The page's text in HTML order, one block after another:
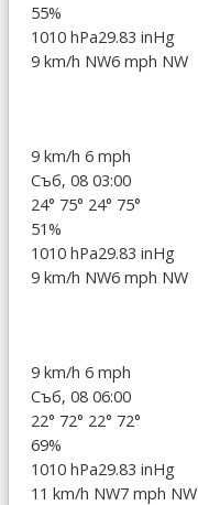
55%
1010 hPa29.83 inHg
9 km/h NW6 mph NW
9 km/h 6 mph
Съб, 08 03:00
24° 75° 24° 75°
51%
1010 hPa29.83 inHg
9 km/h NW6 mph NW
9 km/h 6 mph
Съб, 08 06:00
22° 72° 22° 72°
69%
1010 hPa29.83 inHg
11 km/h NW7 mph NW